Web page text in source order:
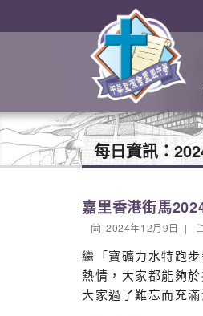
每日資訊：
嘉里香港街馬
2024年12月9日
繼「寶礦力水特跑
熱情，大家都能夠
大家過了難忘而充